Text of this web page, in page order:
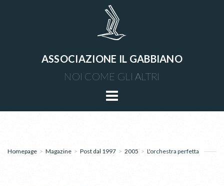
ASSOCIAZIONE IL GABBIANO
NOI COME GLI ALTRI
Homepage > Magazine > Post dal 1997 > 2005 > L'orchestra perfetta